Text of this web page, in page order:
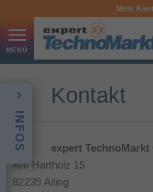
Mein
INFOS
Kontakt
expert
Am Hartholz 15
82239 Alling